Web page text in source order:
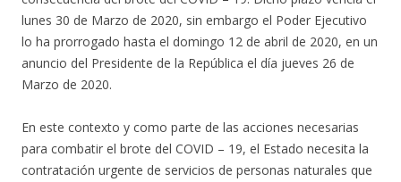
lunes 30 de Marzo de 2020, sin embargo el Poder Ejecutivo
lo ha prorrogado hasta el domingo 12 de abril de 2020, en un
anuncio del Presidente de la República el día jueves 26 de
Marzo de 2020.
En este contexto y como parte de las acciones necesarias
para combatir el brote del COVID – 19, el Estado necesita la
contratación urgente de servicios de personas naturales que